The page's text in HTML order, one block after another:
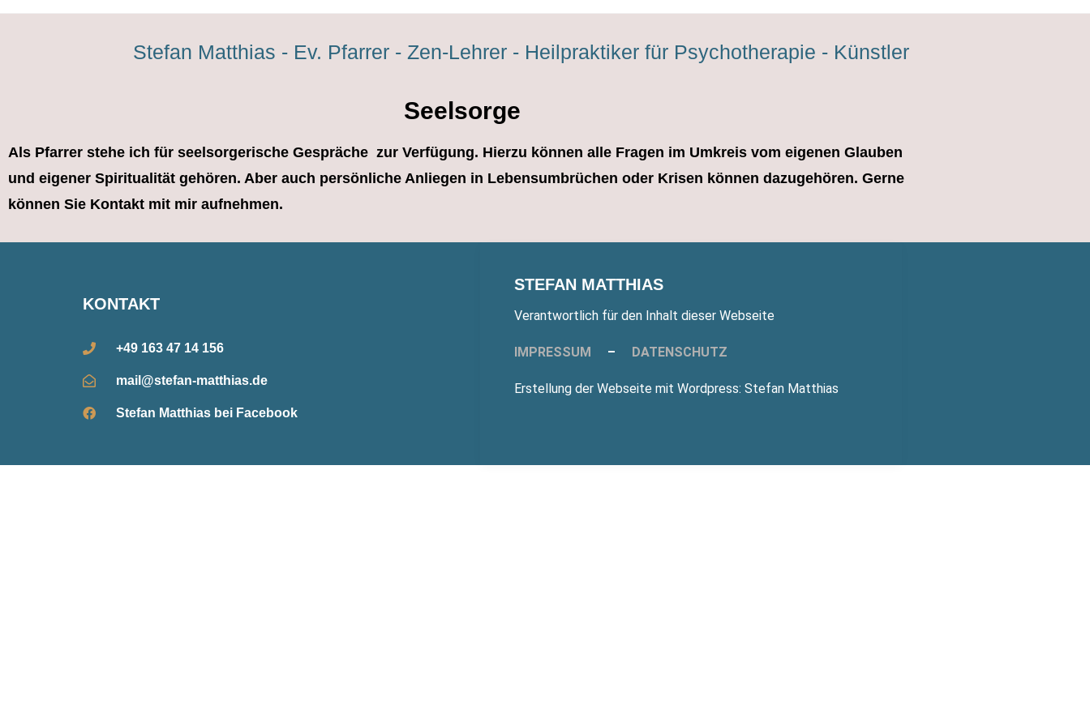
Stefan Matthias - Ev. Pfarrer - Zen-Lehrer - Heilpraktiker für Psychotherapie - Künstler
Seelsorge
Als Pfarrer stehe ich für seelsorgerische Gespräche zur Verfügung. Hierzu können alle Fragen im Umkreis vom eigenen Glauben
und eigener Spiritualität gehören. Aber auch persönliche Anliegen in Lebensumbrüchen oder Krisen können dazugehören. Gerne
können Sie Kontakt mit mir aufnehmen.
KONTAKT
+49 163 47 14 156
mail@stefan-matthias.de
Stefan Matthias bei Facebook
STEFAN MATTHIAS
Verantwortlich für den Inhalt dieser Webseite
IMPRESSUM – DATENSCHUTZ
Erstellung der Webseite mit Wordpress: Stefan Matthias